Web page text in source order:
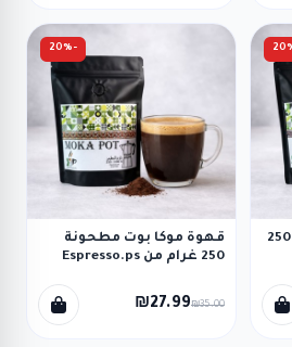
قهوة كيمكس مطحونة 250
-20%
قهوة موكا بوت مطحونة
250 غرام من Espresso.ps
₪27.99₪35.00